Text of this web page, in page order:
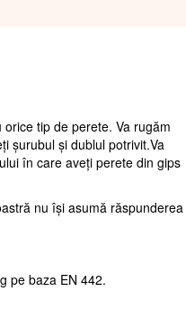
tip de perete. Va rugăm
șurubul și dublul potrivit.Va
în care aveți perete din gips
nu își asumă răspunderea
pe baza EN 442.